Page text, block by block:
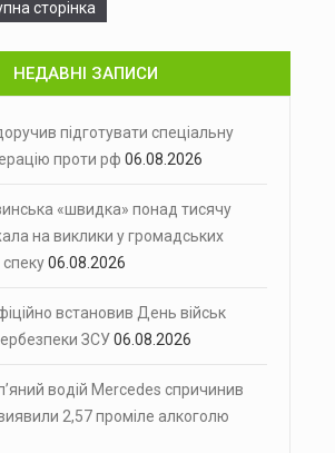
сторінка
НЕДАВНІ ЗАПИСИ
підготувати спеціальну
проти рф 06.08.2026
«швидка» понад тисячу
на виклики у громадських
06.08.2026
встановив День військ
ЗСУ06.08.2026
водій Mercedes спричинив
2,57 проміле алкоголю